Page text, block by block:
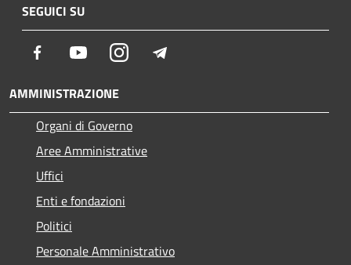
SEGUICI SU
Facebook YoutubeInstagram
AMMINISTRAZIONE
Organi di Governo
Aree Amministrative
Uffici
Enti e fondazioni
Politici
Personale Amministrativo